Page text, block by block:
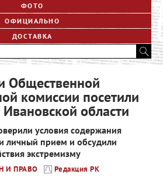
ФОТО
ОФИЦИАЛЬНО
ДОСТАВКА
Общественной
комиссии посетили
области
условия содержания
личный прием и обсудили
экстремизму
И ПРАВО Редакция РК